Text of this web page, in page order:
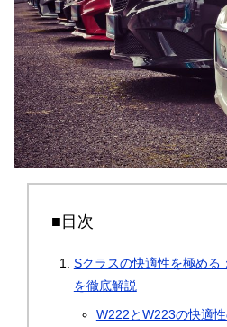
■目次
Sクラスの快適性を極める
を徹底解説
W222とW223の快適